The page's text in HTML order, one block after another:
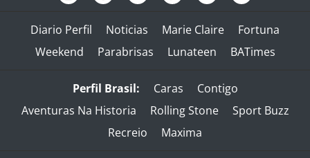
Diario Perfil Noticias Marie Claire
Fortuna
Weekend
Parabrisas Lunateen BATimes
Perfil Brasil: Caras
Contigo
Aventuras Na Historia
Rolling Stone
Sport Buzz
Recreio
Maxima